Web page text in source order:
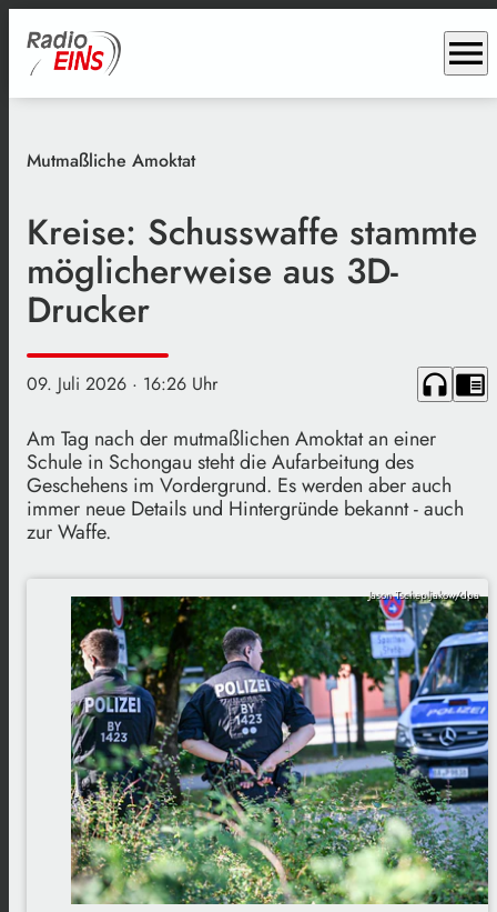
menu
Mutmaßliche Amoktat
Kreise: Schusswaffe stammte
möglicherweise aus 3D-
Drucker
09. Juli 2026 · 16:26 Uhr headphones chrome_reader_mode
Am Tag nach der mutmaßlichen Amoktat an einer
Schule in Schongau steht die Aufarbeitung des
Geschehens im Vordergrund. Es werden aber auch
immer neue Details und Hintergründe bekannt - auch
zur Waffe.
Jason Tschepljakow/dpa